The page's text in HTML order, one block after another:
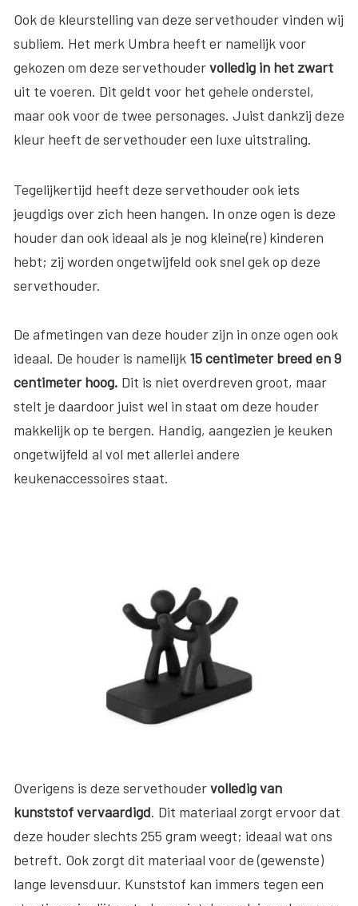
Ook de kleurstelling van deze servethouder vinden wij
subliem. Het merk Umbra heeft er namelijk voor
gekozen om deze servethoudervolledig in het zwart
uit te voeren. Dit geldt voor het gehele onderstel,
maar ook voor de twee personages. Juist dankzij deze
kleur heeft de servethouder een luxe uitstraling.
Tegelijkertijd heeft deze servethouder ook iets
jeugdigs over zich heen hangen. In onze ogen is deze
houder dan ook ideaal als je nog kleine(re) kinderen
hebt; zij worden ongetwijfeld ook snel gek op deze
servethouder.
De afmetingen van deze houder zijn in onze ogen ook
ideaal. De houder is namelijk 15 centimeter breed en 9
centimeter hoog. Dit is niet overdreven groot, maar
stelt je daardoor juist wel in staat om deze houder
makkelijk op te bergen. Handig, aangezien je keuken
ongetwijfeld al vol met allerlei andere
keukenaccessoires staat.
Overigens is deze servethoudervolledig van
kunststof vervaardigd. Dit materiaal zorgt ervoor dat
deze houder slechts 255 gram weegt; ideaal wat ons
betreft. Ook zorgt dit materiaal voor de (gewenste)
lange levensduur. Kunststof kan immers tegen een